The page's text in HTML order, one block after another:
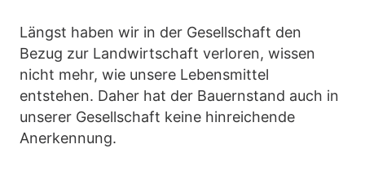
Längst haben wir in der Gesellschaft den
Bezug zur Landwirtschaft verloren, wissen
nicht mehr, wie unsere Lebensmittel
entstehen. Daher hat der Bauernstand auch in
unserer Gesellschaft keine hinreichende
Anerkennung.